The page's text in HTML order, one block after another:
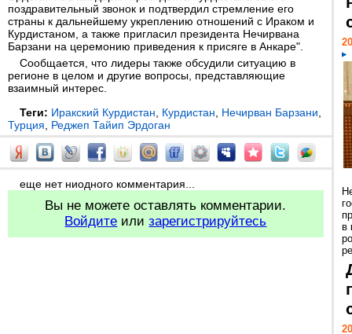
поздравительный звонок и подтвердил стремление его
страны к дальнейшему укреплению отношений с Ираком и
Курдистаном, а также пригласил президента Нечирвана
Барзани на церемонию приведения к присяге в Анкаре".
Сообщается, что лидеры также обсудили ситуацию в
регионе в целом и другие вопросы, представляющие
взаимный интерес.
Теги: Иракский Курдистан Курдистан Нечирван Барзани
Турция
Реджеп Тайип Эрдоган
еще нет ниодного комментария...
Вы не можете оставлять комментарии.
Войдите илизарегистрируйтесь
в